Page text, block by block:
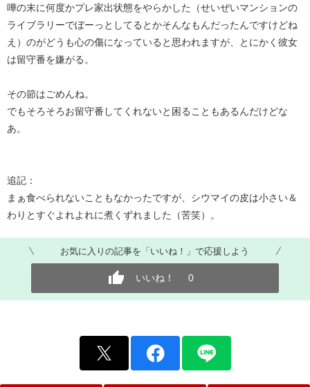
嘩の末に何度かプレ家出状態をやらかした（せいぜいマンションの
ライブラリーでぼーっとしてるとかそんなもんだったんですけどね
え）のがどうも心の傷になっていると思われますが、とにかく彼女
は留守番を嫌がる。
その節はごめんね。
でもそろそろお留守番してくれないと困ることもあるんだけどな
あ。
追記：
まぁ食べられないこともなかったですが、シウマイの皮は小さい＆
わりとすぐよれよれに煮くずれました（苦笑）。
お気に入りの記事を「いいね！」で応援しよう
いいね！ 0